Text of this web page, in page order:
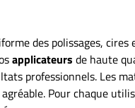
des polissages,
applicateurs de haute
professionnels. Les
Pour chaque